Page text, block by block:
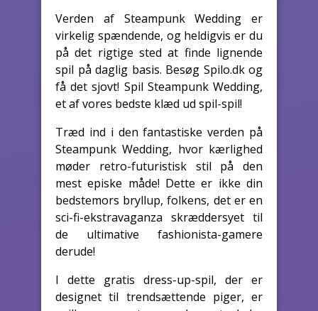
Verden af Steampunk Wedding er
virkelig spændende, og heldigvis er du
på det rigtige sted at finde lignende
spil på daglig basis. Besøg Spilo.dk og
få det sjovt! Spil Steampunk Wedding,
et af vores bedste klæd ud spil-spil!
Træd ind i den fantastiske verden på
Steampunk Wedding, hvor kærlighed
møder retro-futuristisk stil på den
mest episke måde! Dette er ikke din
bedstemors bryllup, folkens, det er en
sci-fi-ekstravaganza skræddersyet til
de ultimative fashionista-gamere
derude!
I dette gratis dress-up-spil, der er
designet til trendsættende piger, er